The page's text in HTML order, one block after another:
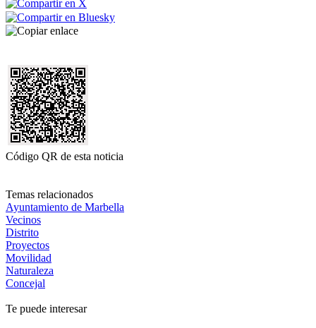
Código QR de esta noticia
Temas relacionados
Ayuntamiento de Marbella
Vecinos
Distrito
Proyectos
Movilidad
Naturaleza
Concejal
Te puede interesar